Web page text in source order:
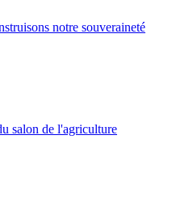
notre souveraineté
salon de l'agriculture